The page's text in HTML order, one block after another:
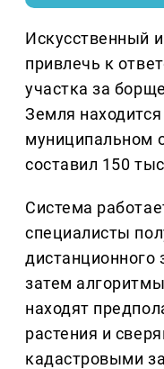
Искусственный
привлечь к
участка за
Земля
муниципальном
составил 150
Система
специалисты
дистанционного
затем
находят
растения и
кадастровыми